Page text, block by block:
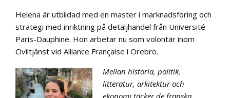
Helena är utbildad med en master i marknadsföring och
strategi med inriktning på detaljhandel från Université
Paris-Dauphine. Hon arbetar nu som volontär inom
Civiltjänst vid Alliance Française i Örebro.
Mellan historia, politik,
litteratur, arkitektur och
ekonomi täcker de franska